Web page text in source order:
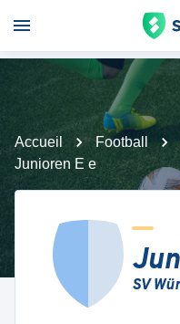
Accueil Football
Junioren E e
SV